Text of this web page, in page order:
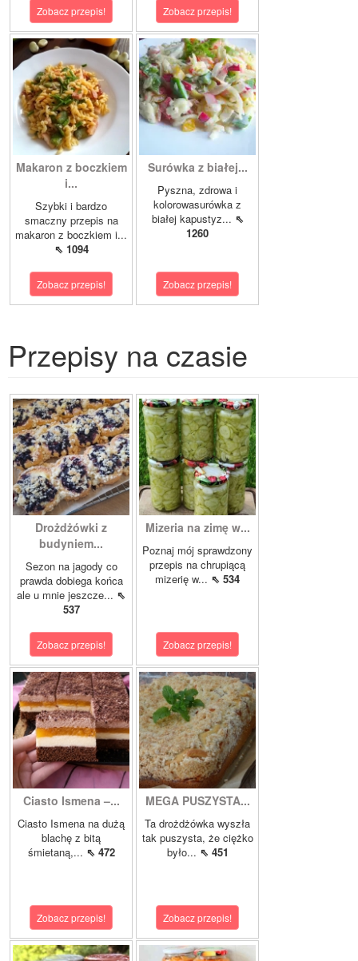
Zobacz przepis! Zobacz przepis!
Makaron z boczkiem
i...
Szybki i bardzo
smaczny przepis na
makaron z boczkiem i...
⇖ 1094
Zobacz przepis!
Surówka z białej...
Pyszna, zdrowa i
kolorowasurówka z
białej kapustyz... ⇖
1260
Zobacz przepis!
Przepisy na czasie
Drożdżówki z
budyniem...
Sezon na jagody co
prawda dobiega końca
ale u mnie jeszcze... ⇖
537
Zobacz przepis!
Mizeria na zimę w...
Poznaj mój sprawdzony
przepis na chrupiącą
mizerię w... ⇖ 534
Zobacz przepis!
Ciasto Ismena –...
Ciasto Ismena na dużą
blachę z bitą
śmietaną,... ⇖ 472
Zobacz przepis!
MEGA PUSZYSTA...
Ta drożdżówka wyszła
tak puszysta, że ciężko
było... ⇖ 451
Zobacz przepis!